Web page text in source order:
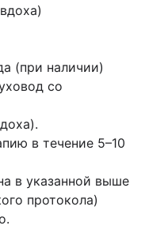
(при наличии)
со
в течение 5–10
в указанной выше
протокола)